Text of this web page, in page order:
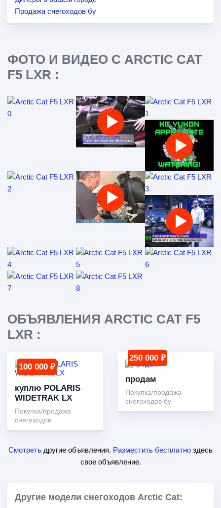
Продажа снегоходов бу
ФОТО И ВИДЕО С ARCTIC CAT
F5 LXR :
ОБЪЯВЛЕНИЯ ARCTIC CAT F5
LXR :
100 000 ₽
куплю POLARIS
WIDETRAK LX
Покупка/продажа
снегоходов
250 000 ₽
продам
Покупка/продажа
снегоходов бу
Смотреть другие объявления. Разместить бесплатно здесь
свое объявление.
Другие модели снегоходов Arctic Cat: